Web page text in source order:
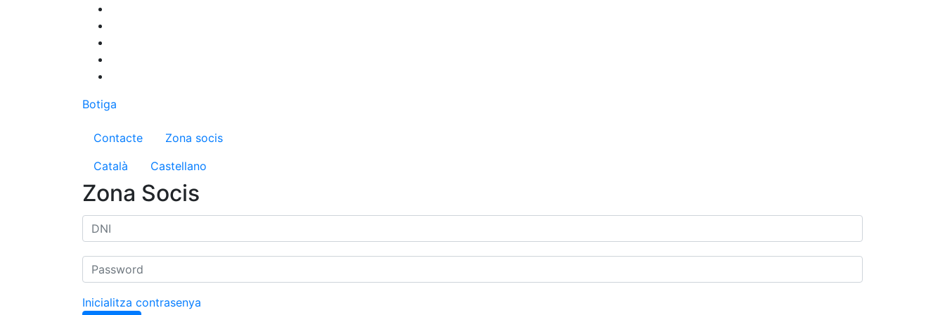
Botiga
Menú del compte d'usuari
Contacte
Zona socis
Català
Castellano
Zona Socis
Inicialitza contrasenya